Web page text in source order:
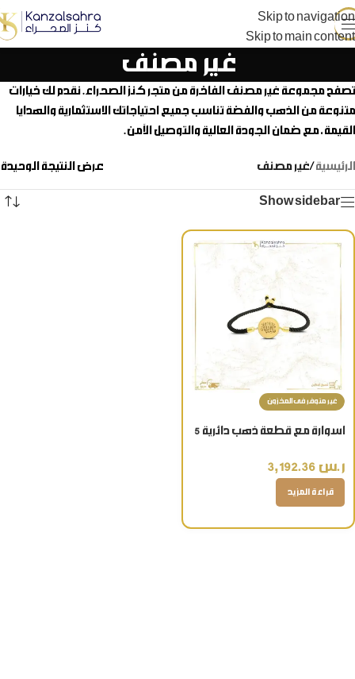
Skip to navigation
Skip to main content
غير مصنف
تصفح مجموعة غير مصنف الفاخرة من متجر كنز الصحراء. نقدم لك خيارات
متنوعة من الذهب والفضة تناسب جميع احتياجاتك الاستثمارية والهدايا
القيمة، مع ضمان الجودة العالية والتوصيل الآمن.
الرئيسية /غير مصنف عرض النتيجة الوحيدة
Show sidebar
غير متوفر فى المخزون
اسوارة مع قطعة ذهب دائرية 5
قيراط
ر.س
قراءة المزيد